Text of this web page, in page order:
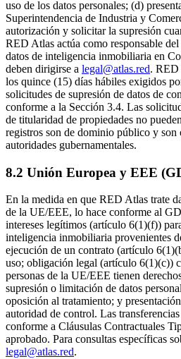
uso de los datos personales; (d)
Superintendencia de Industria y
autorización y solicitar la supresión
RED Atlas actúa como responsable
datos de inteligencia inmobiliaria en
deben dirigirse a legal@atlas.red. RED
los quince (15) días hábiles exigidos
solicitudes de supresión de datos de
conforme a la Sección 3.4. Las
de titularidad de propiedades no
registros son de dominio público y son
autoridades gubernamentales.
8.2 Unión Europea y EEE
En la medida en que RED Atlas trate
de la UE/EEE, lo hace conforme al
intereses legítimos (artículo 6(1)(f))
inteligencia inmobiliaria provenientes
ejecución de un contrato (artículo
uso; obligación legal (artículo 6(1)(c))
personas de la UE/EEE tienen
supresión o limitación de datos
oposición al tratamiento; y
autoridad de control. Las
conforme a Cláusulas Contractuales
aprobado. Para consultas específicas
legal@atlas.red.